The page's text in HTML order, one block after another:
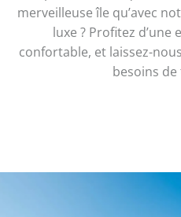
merveilleuse île qu’avec
luxe ? Profitez
confortable, et laissez-
besoins